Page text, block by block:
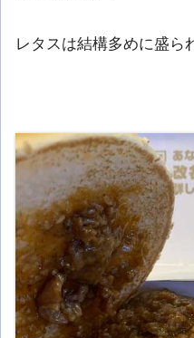
レタスは結構多めに盛ら